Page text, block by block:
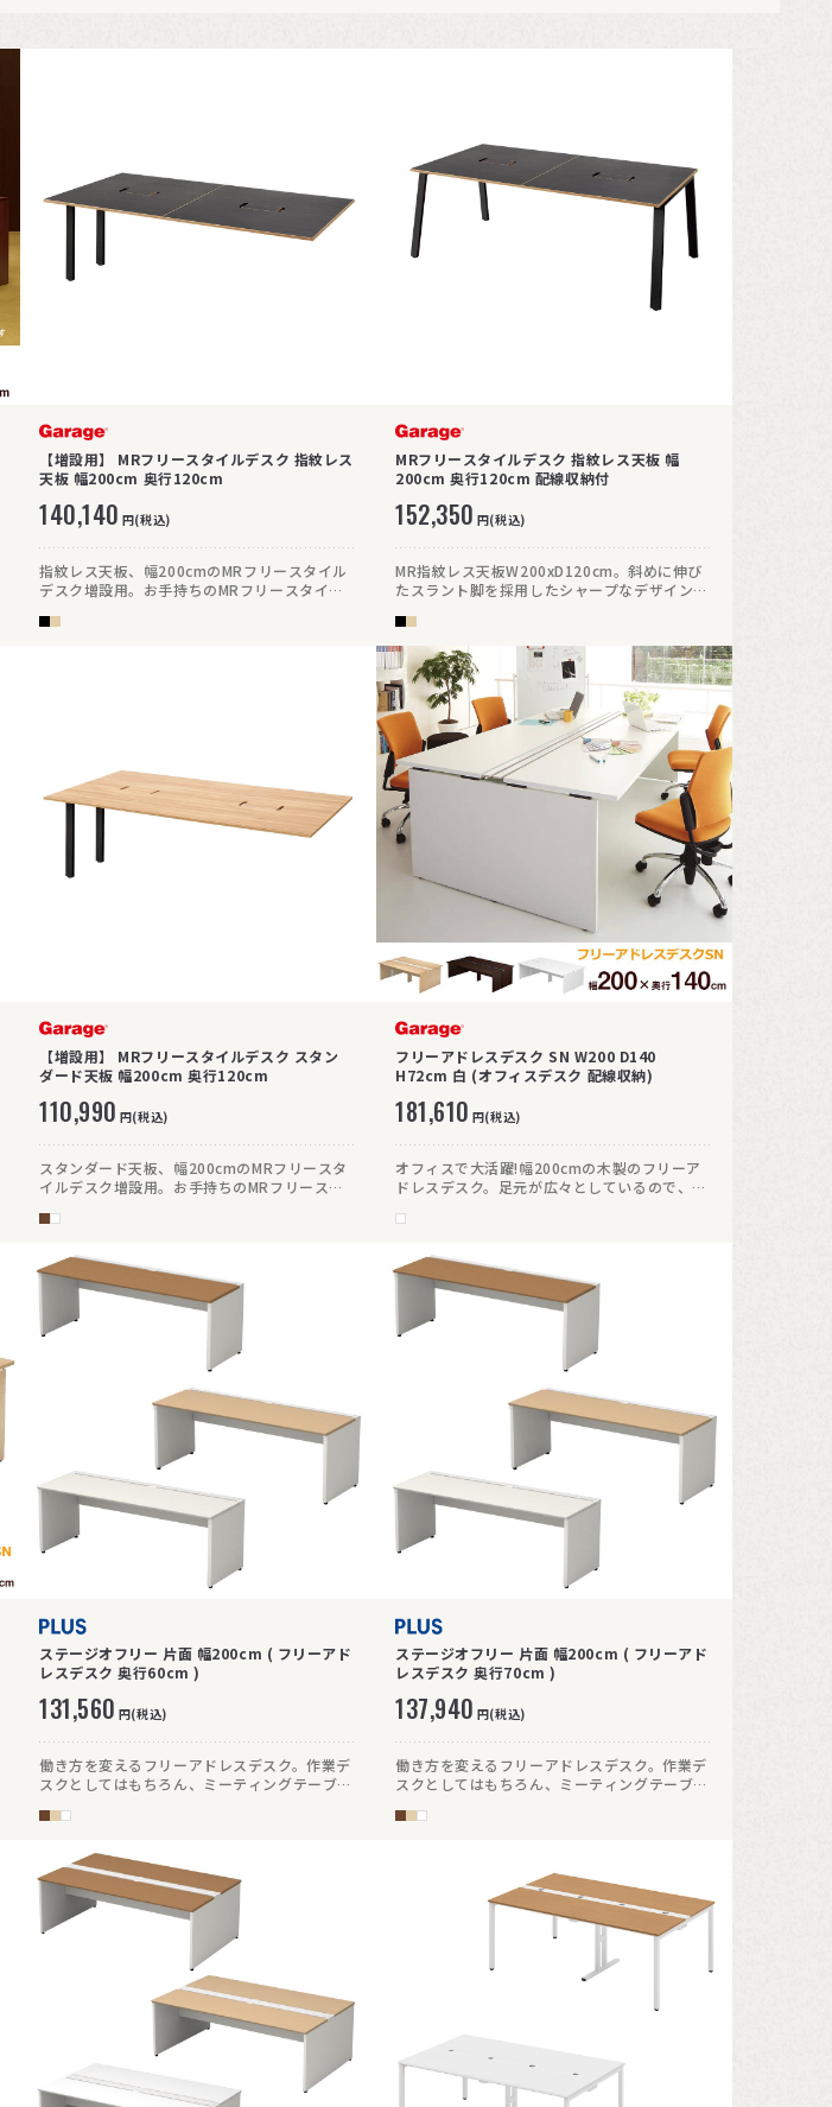
【増設用】 MRフリースタイルデスク 指紋レス
天板 幅200cm 奥行120cm
140,140 円(税込)
指紋レス天板、幅200cmのMRフリースタイル
デスク増設用。お手持ちのMRフリースタイル
MRフリースタイルデスク 指紋レス天板 幅
200cm 奥行120cm 配線収納付
152,350 円(税込)
MR指紋レス天板W200xD120cm。斜めに伸び
たスラント脚を採用したシャープなデザイン。
現。
【増設用】 MRフリースタイルデスク スタン
ダード天板 幅200cm 奥行120cm
110,990 円(税込)
スタンダード天板、幅200cmのMRフリースタ
イルデスク増設用。お手持ちのMRフリースタ
フリーアドレスデスク SN W200 D140
H72cm 白 (オフィスデスク 配線収納)
181,610 円(税込)
オフィスで大活躍!幅200cmの木製のフリーア
ドレスデスク。足元が広々としているので、ワ
もしっかり装備しているので、ミーティング、
ステージオフリー 片面 幅200cm ( フリーアド
レスデスク 奥行60cm )
131,560 円(税込)
働き方を変えるフリーアドレスデスク。作業デ
スクとしてはもちろん、ミーティングテーブル
ステージオフリー 片面 幅200cm ( フリーアド
レスデスク 奥行70cm )
137,940 円(税込)
働き方を変えるフリーアドレスデスク。作業デ
スクとしてはもちろん、ミーティングテーブル